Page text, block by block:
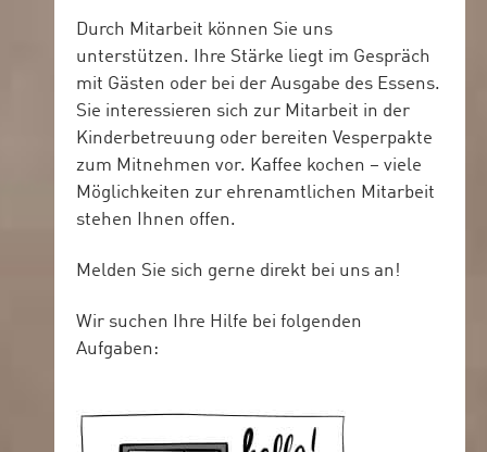
Durch Mitarbeit können Sie uns
unterstützen. Ihre Stärke liegt im Gespräch
mit Gästen oder bei der Ausgabe des Essens.
Sie interessieren sich zur Mitarbeit in der
Kinderbetreuung oder bereiten Vesperpakte
zum Mitnehmen vor. Kaffee kochen – viele
Möglichkeiten zur ehrenamtlichen Mitarbeit
stehen Ihnen offen.
Melden Sie sich gerne direkt bei uns an!
Wir suchen Ihre Hilfe bei folgenden
Aufgaben: